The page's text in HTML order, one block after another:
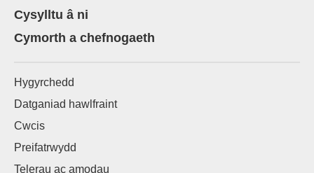
Cysylltu â ni
Cymorth a chefnogaeth
Hygyrchedd
Datganiad hawlfraint
Cwcis
Preifatrwydd
Telerau ac amodau